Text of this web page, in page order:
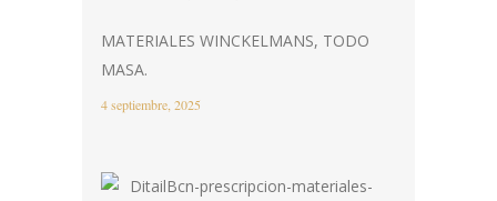
MATERIALES WINCKELMANS, TODO
MASA.
4 septiembre, 2025